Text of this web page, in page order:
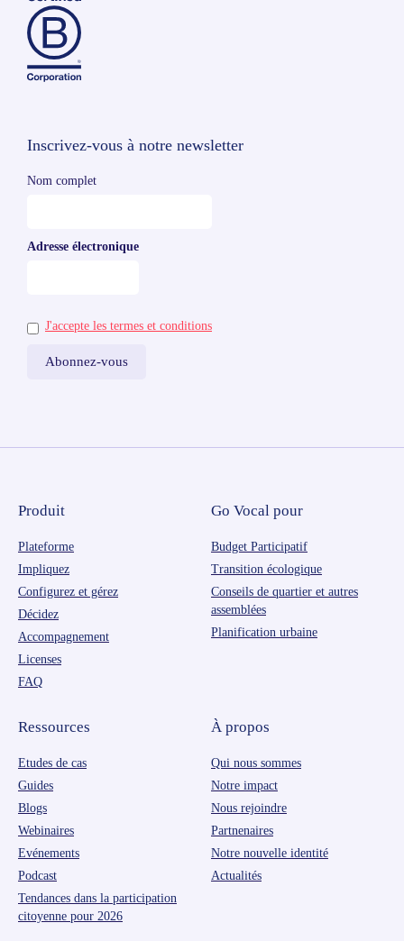
Inscrivez-vous à notre newsletter
Nom complet
Adresse électronique
J'accepte les termes et conditions
Produit
Plateforme
Impliquez
Configurez et gérez
Décidez
Accompagnement
Licenses
FAQ
Go Vocal pour
Budget Participatif
Transition écologique
Conseils de quartier et autres
assemblées
Planification urbaine
Ressources
Etudes de cas
Guides
Blogs
Webinaires
Evénements
Podcast
Tendances dans la participation
citoyenne pour 2026
À propos
Qui nous sommes
Notre impact
Nous rejoindre
Partnenaires
Notre nouvelle identité
Actualités